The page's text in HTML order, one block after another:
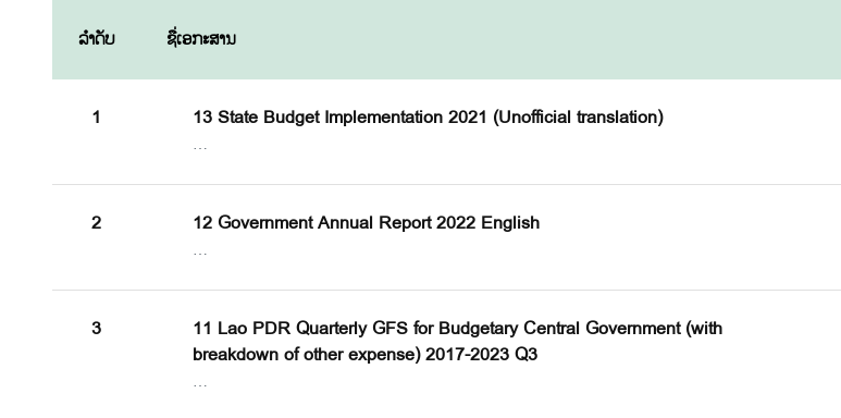
ລຳດັບ ຊື່ເອກະສານ
1 13 State Budget Implementation 2021 (Unofficial translation)
…
2 12 Government Annual Report 2022 English
…
3
11 Lao PDR Quarterly GFS for Budgetary Central Government (with
breakdown of other expense) 2017-2023 Q3
…